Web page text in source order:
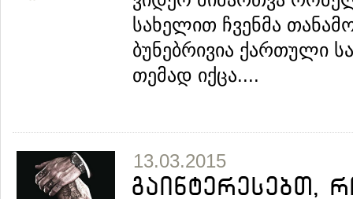
სახელით ჩვენმა
ბუნებრივია ქართული
თემად იქცა....
13.03.2015
გაინტერესებთ,